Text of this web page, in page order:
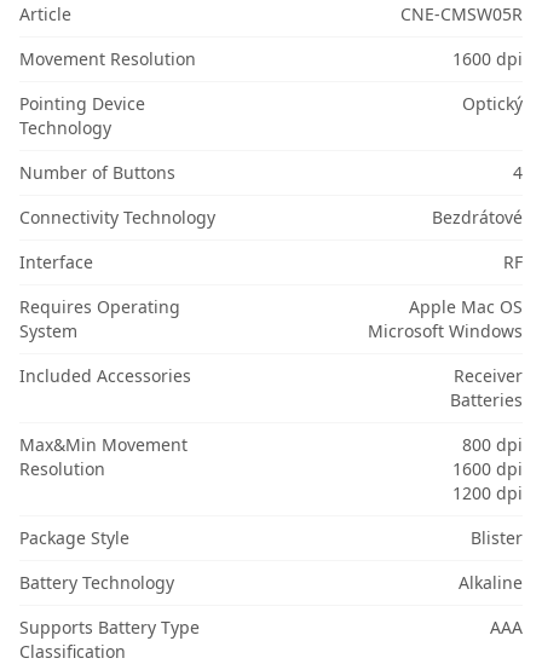
Article
CNE-CMSW05R
Movement Resolution
1600 dpi
Pointing Device
Technology
Optický
Number of Buttons
4
Connectivity Technology
Bezdrátové
Interface
RF
Requires Operating
System
Apple Mac OS
Microsoft Windows
Included Accessories
Receiver
Batteries
Max&Min Movement
Resolution
800 dpi
1600 dpi
1200 dpi
Package Style
Blister
Battery Technology
Alkaline
Supports Battery Type
Classification
AAA